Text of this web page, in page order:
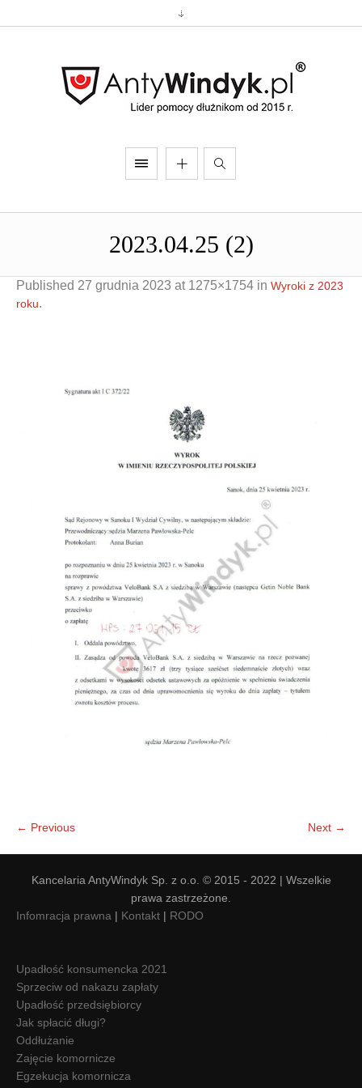
Doradztwo & konsulting
2023.04.25 (2)
Published 27 grudnia 2023 at 1275×1754 in Wyroki z 2023
roku.
← Previous Next →
Kancelaria AntyWindyk Sp. z o.o. © 2015 - 2022 | Wszelkie
prawa zastrzeżone.
Infomracja prawna | Kontakt | RODO
Upadłość konsumencka 2021
Sprzeciw od nakazu zapłaty
Upadłość przedsiębiorcy
Jak spłacić długi?
Oddłużanie
Zajęcie komornicze
Egzekucja komornicza